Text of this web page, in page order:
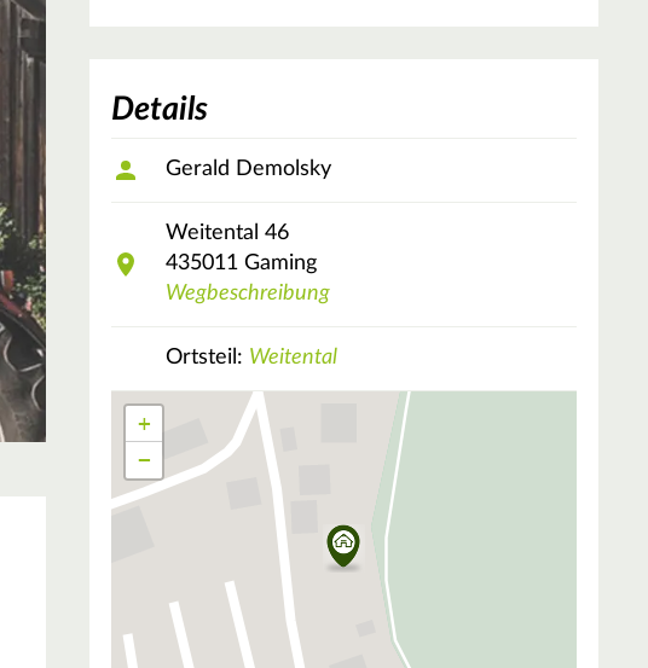
Details
Gerald Demolsky
Weitental 46
435011 Gaming
Wegbeschreibung
Ortsteil: Weitental
+
−